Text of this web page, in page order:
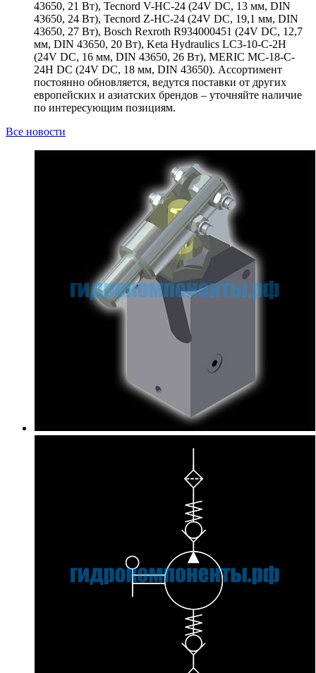
43650, 21 Вт), Tecnord V-HC-24 (24V DC, 13 мм, DIN
43650, 24 Вт), Tecnord Z-HC-24 (24V DC, 19,1 мм, DIN
43650, 27 Вт), Bosch Rexroth R934000451 (24V DC, 12,7
мм, DIN 43650, 20 Вт), Keta Hydraulics LC3-10-C-2H
(24V DC, 16 мм, DIN 43650, 26 Вт), MERIC MC-18-C-
24H DC (24V DC, 18 мм, DIN 43650). Ассортимент
постоянно обновляется, ведутся поставки от других
европейских и азиатских брендов – уточняйте наличие
по интересующим позициям.
Все новости